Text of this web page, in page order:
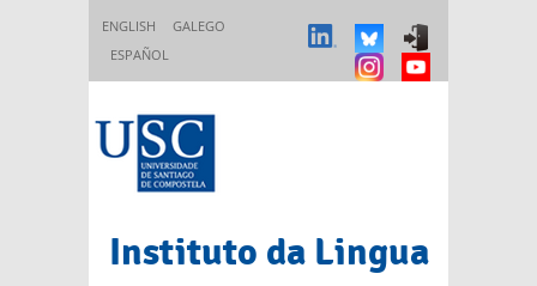
ENGLISH
GALEGO
ESPAÑOL
Instituto da Lingua